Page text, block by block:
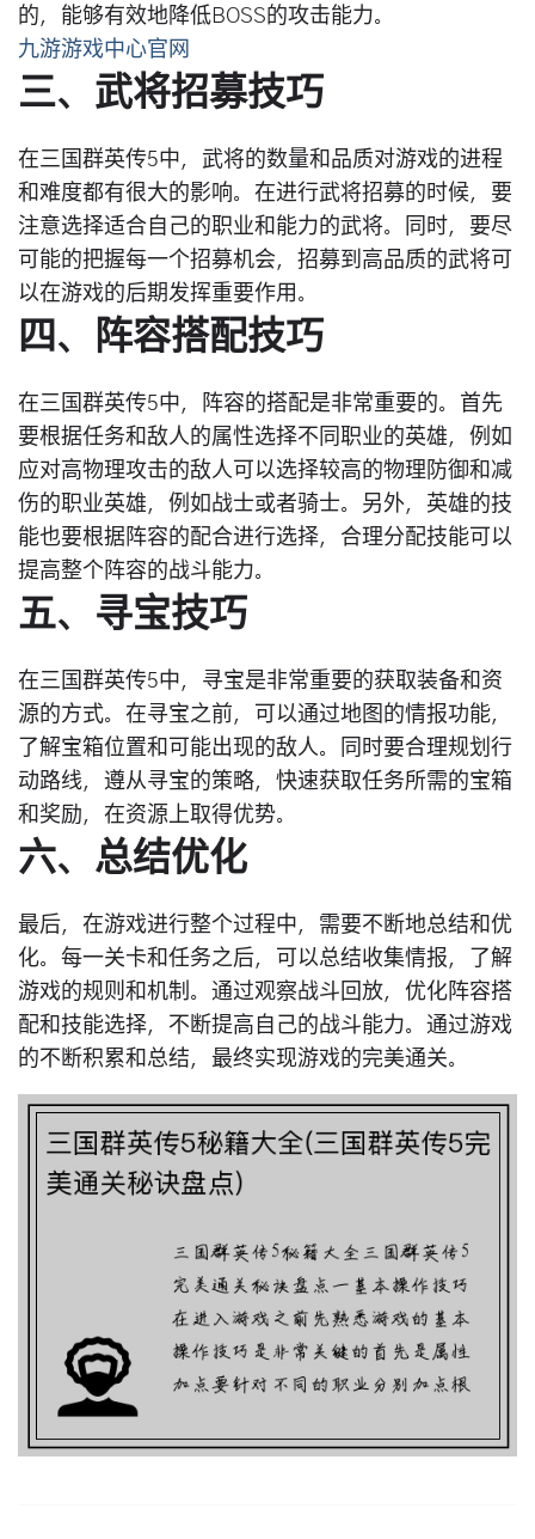
的，能够有效地降低BOSS的攻击能力。
九游游戏中心官网
三、武将招募技巧
在三国群英传5中，武将的数量和品质对游戏的进程
和难度都有很大的影响。在进行武将招募的时候，要
注意选择适合自己的职业和能力的武将。同时，要尽
可能的把握每一个招募机会，招募到高品质的武将可
以在游戏的后期发挥重要作用。
四、阵容搭配技巧
在三国群英传5中，阵容的搭配是非常重要的。首先
要根据任务和敌人的属性选择不同职业的英雄，例如
应对高物理攻击的敌人可以选择较高的物理防御和减
伤的职业英雄，例如战士或者骑士。另外，英雄的技
能也要根据阵容的配合进行选择，合理分配技能可以
提高整个阵容的战斗能力。
五、寻宝技巧
在三国群英传5中，寻宝是非常重要的获取装备和资
源的方式。在寻宝之前，可以通过地图的情报功能，
了解宝箱位置和可能出现的敌人。同时要合理规划行
动路线，遵从寻宝的策略，快速获取任务所需的宝箱
和奖励，在资源上取得优势。
六、总结优化
最后，在游戏进行整个过程中，需要不断地总结和优
化。每一关卡和任务之后，可以总结收集情报，了解
游戏的规则和机制。通过观察战斗回放，优化阵容搭
配和技能选择，不断提高自己的战斗能力。通过游戏
的不断积累和总结，最终实现游戏的完美通关。